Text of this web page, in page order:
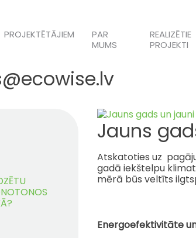
PROJEKTĒTĀJIEM
PAR
MUMS
REALIZĒTIE
PROJEKTI
Jauns
Atskatoties uz
gadā iekštelpu
mērā būs veltīts
Energoefektivitāte